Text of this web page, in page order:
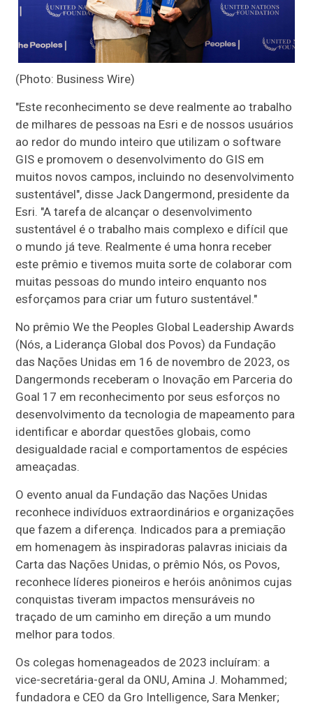
(Photo: Business Wire)
"Este reconhecimento se deve realmente ao trabalho
de milhares de pessoas na Esri e de nossos usuários
ao redor do mundo inteiro que utilizam o software
GIS e promovem o desenvolvimento do GIS em
muitos novos campos, incluindo no desenvolvimento
sustentável", disse Jack Dangermond, presidente da
Esri. "A tarefa de alcançar o desenvolvimento
sustentável é o trabalho mais complexo e difícil que
o mundo já teve. Realmente é uma honra receber
este prêmio e tivemos muita sorte de colaborar com
muitas pessoas do mundo inteiro enquanto nos
esforçamos para criar um futuro sustentável."
No prêmio We the Peoples Global Leadership Awards
(Nós, a Liderança Global dos Povos) da Fundação
das Nações Unidas em 16 de novembro de 2023, os
Dangermonds receberam o Inovação em Parceria do
Goal 17 em reconhecimento por seus esforços no
desenvolvimento da tecnologia de mapeamento para
identificar e abordar questões globais, como
desigualdade racial e comportamentos de espécies
ameaçadas.
O evento anual da Fundação das Nações Unidas
reconhece indivíduos extraordinários e organizações
que fazem a diferença. Indicados para a premiação
em homenagem às inspiradoras palavras iniciais da
Carta das Nações Unidas, o prêmio Nós, os Povos,
reconhece líderes pioneiros e heróis anônimos cujas
conquistas tiveram impactos mensuráveis no
traçado de um caminho em direção a um mundo
melhor para todos.
Os colegas homenageados de 2023 incluíram: a
vice-secretária-geral da ONU, Amina J. Mohammed;
fundadora e CEO da Gro Intelligence, Sara Menker;